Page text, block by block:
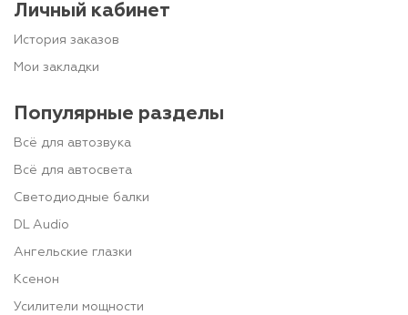
Личный кабинет
История заказов
Мои закладки
Популярные разделы
Всё для автозвука
Всё для автосвета
Светодиодные балки
DL Audio
Ангельские глазки
Ксенон
Усилители мощности